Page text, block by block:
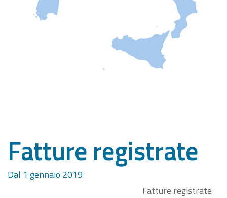
Fatture registrate
Dal 1 gennaio 2019
Fatture registrate